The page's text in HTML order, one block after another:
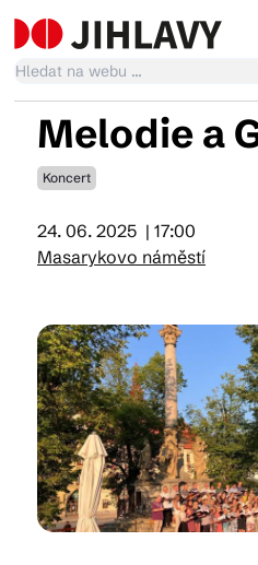
Kalendář akcí
Tradiční akce
Suvenýry
Praktické info
Melodie a
Koncert
24. 06. 2025 | 17:00
Masarykovo náměstí